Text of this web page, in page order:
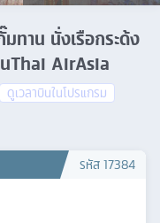
ทาน นั่งเรือกระด้ง
Thai AirAsia
ดูเวลาบินในโปรแกรม
รหัส17384